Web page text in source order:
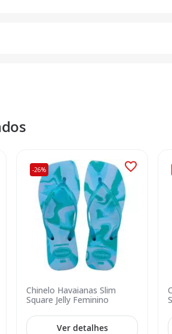
-26%
Chinelo Havaianas Slim
Square Jelly Feminino
Adicionar
no
carrinhoVer detalhes